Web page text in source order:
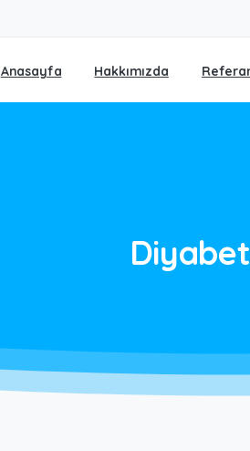
Anasayfa Hakkımızda
Diyabet